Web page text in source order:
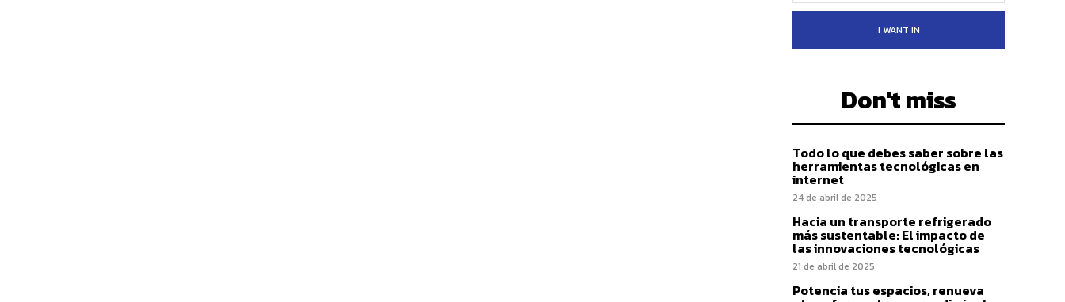
I WANT IN
Don't miss
Todo lo que debes saber sobre las
herramientas tecnológicas en
internet
24 de abril de 2025
Hacia un transporte refrigerado
más sustentable: El impacto de
las innovaciones tecnológicas
21 de abril de 2025
Potencia tus espacios, renueva